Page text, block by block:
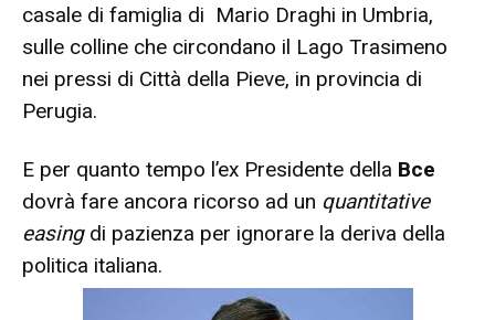
casale di famiglia di Mario Draghi in Umbria,
sulle colline che circondano il Lago Trasimeno
nei pressi di Città della Pieve, in provincia di
Perugia.
E per quanto tempo l’ex Presidente della Bce
dovrà fare ancora ricorso ad un quantitative
easingdi pazienza per ignorare la deriva della
politica italiana.